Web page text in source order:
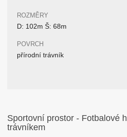
ROZMĚRY
D: 102m Š: 68m
POVRCH
přírodní trávník
Sportovní prostor - Fotbalové
trávníkem